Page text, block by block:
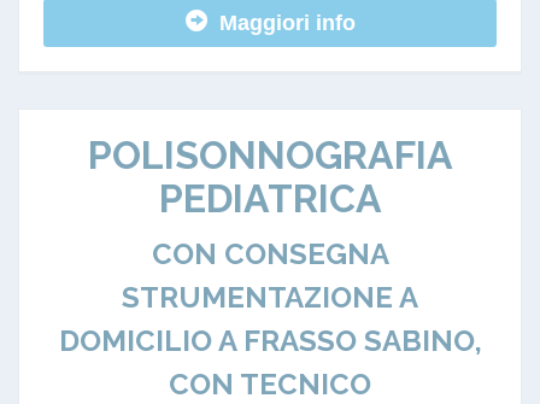
Maggiori info
POLISONNOGRAFIA
PEDIATRICA
CON CONSEGNA
STRUMENTAZIONE A
DOMICILIO A FRASSO SABINO,
CON TECNICO